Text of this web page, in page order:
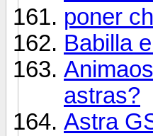
poner
Babilla
astras?
Astra